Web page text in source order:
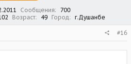
Сообщения
700
Возраст 49 Город г.Душанбе
#16